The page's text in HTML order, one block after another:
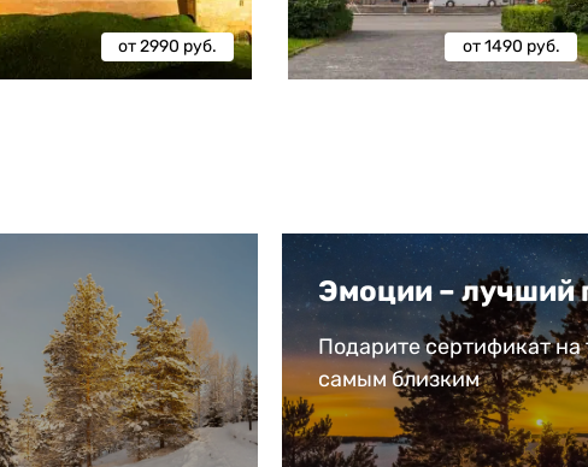
от 2990 руб. от 1490 руб.
Эмоции – лучший
Подарите сертификат
самым близким